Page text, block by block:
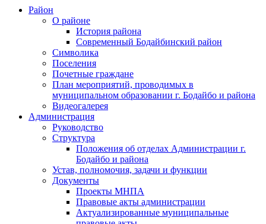
Район
О районе
История района
Современный Бодайбинский район
Символика
Поселения
Почетные граждане
План мероприятий, проводимых в
муниципальном образовании г. Бодайбо и района
Видеогалерея
Администрация
Руководство
Структура
Положения об отделах Администрации г.
Бодайбо и района
Устав, полномочия, задачи и функции
Документы
Проекты МНПА
Правовые акты администрации
Актуализированные муниципальные